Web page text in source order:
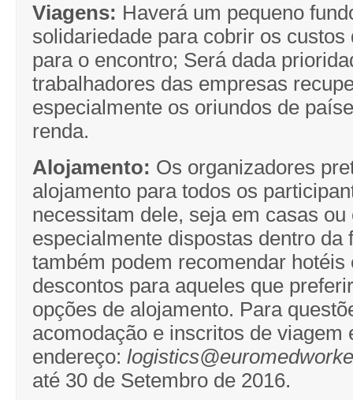
Viagens: Haverá um pequeno
solidariedade para cobrir os custos
para o encontro; Será dada
trabalhadores das empresas
especialmente os oriundos de
renda.
Alojamento: Os organizadores
alojamento para todos os
necessitam dele, seja em casas ou
especialmente dispostas dentro da
também podem recomendar hotéis
descontos para aqueles que
opções de alojamento. Para
acomodação e inscritos de viagem
endereço:
até 30 de Setembro de 2016.